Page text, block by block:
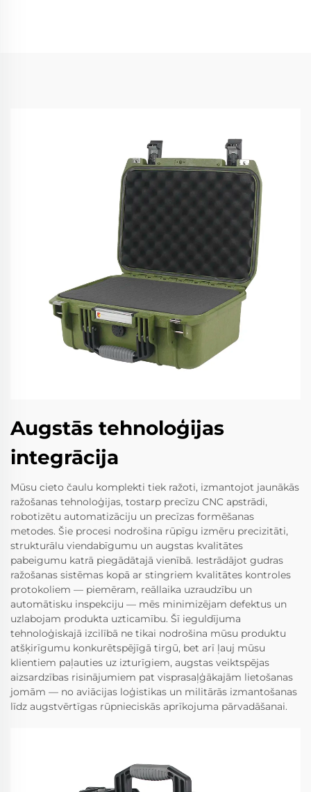
Augstās tehnoloģijas
integrācija
Mūsu cieto čaulu komplekti tiek ražoti, izmantojot jaunākās
ražošanas tehnoloģijas, tostarp precīzu CNC apstrādi,
robotizētu automatizāciju un precīzas formēšanas
metodes. Šie procesi nodrošina rūpīgu izmēru precizitāti,
strukturālu viendabīgumu un augstas kvalitātes
pabeigumu katrā piegādātajā vienībā. Iestrādājot gudras
ražošanas sistēmas kopā ar stingriem kvalitātes kontroles
protokoliem — piemēram, reāllaika uzraudzību un
automātisku inspekciju — mēs minimizējam defektus un
uzlabojam produkta uzticamību. Šī ieguldījuma
tehnoloģiskajā izcilībā ne tikai nodrošina mūsu produktu
atšķirīgumu konkurētspējīgā tirgū, bet arī ļauj mūsu
klientiem paļauties uz izturīgiem, augstas veiktspējas
aizsardzības risinājumiem pat visprasaļģākajām lietošanas
jomām — no aviācijas loģistikas un militārās izmantošanas
līdz augstvērtīgas rūpnieciskās aprīkojuma pārvadāšanai.